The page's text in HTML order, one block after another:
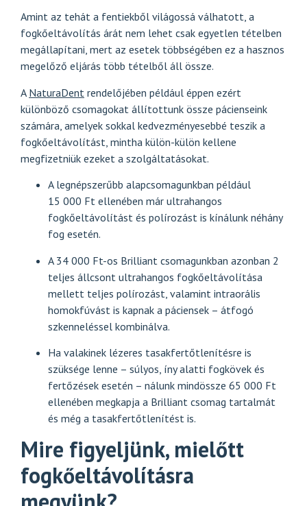
Amint az tehát a fentiekből világossá válhatott, a
fogkőeltávolítás árát nem lehet csak egyetlen tételben
megállapítani, mert az esetek többségében ez a hasznos
megelőző eljárás több tételből áll össze.
A NaturaDent rendelőjében például éppen ezért
különböző csomagokat állítottunk össze pácienseink
számára, amelyek sokkal kedvezményesebbé teszik a
fogkőeltávolítást, mintha külön-külön kellene
megfizetniük ezeket a szolgáltatásokat.
A legnépszerűbb alapcsomagunkban például
15 000 Ft ellenében már ultrahangos
fogkőeltávolítást és polírozást is kínálunk néhány
fog esetén.
A 34 000 Ft-os Brilliant csomagunkban azonban 2
teljes állcsont ultrahangos fogkőeltávolítása
mellett teljes polírozást, valamint intraorális
homokfúvást is kapnak a páciensek – átfogó
szkenneléssel kombinálva.
Ha valakinek lézeres tasakfertőtlenítésre is
szüksége lenne – súlyos, íny alatti fogkövek és
fertőzések esetén – nálunk mindössze 65 000 Ft
ellenében megkapja a Brilliant csomag tartalmát
és még a tasakfertőtlenítést is.
Mire figyeljünk, mielőtt
fogkőeltávolításra